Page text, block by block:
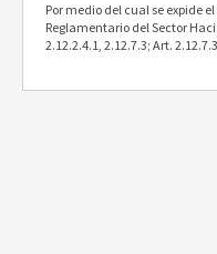
Por medio del cual se expide
Reglamentario del Sector
2.12.2.4.1, 2.12.7.3; Art. 2.12.7.3